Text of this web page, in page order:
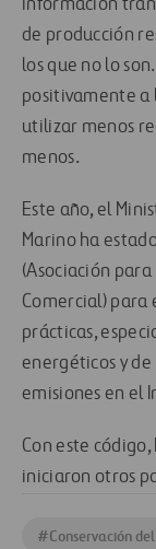
información
de producción
los que no lo
positivamente a
utilizar menos
menos.
Este año, el
Marino ha
(Asociación
Comercial) para
prácticas,
energéticos y
emisiones en el
Con este
iniciaron otros
#Conservación